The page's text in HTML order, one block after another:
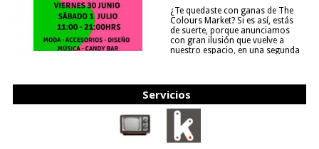
¿Te quedaste con ganas de The
Colours Market? Si es así, estás
de suerte, porque anunciamos
con gran ilusión que vuelve a
nuestro espacio, en una segunda
Servicios